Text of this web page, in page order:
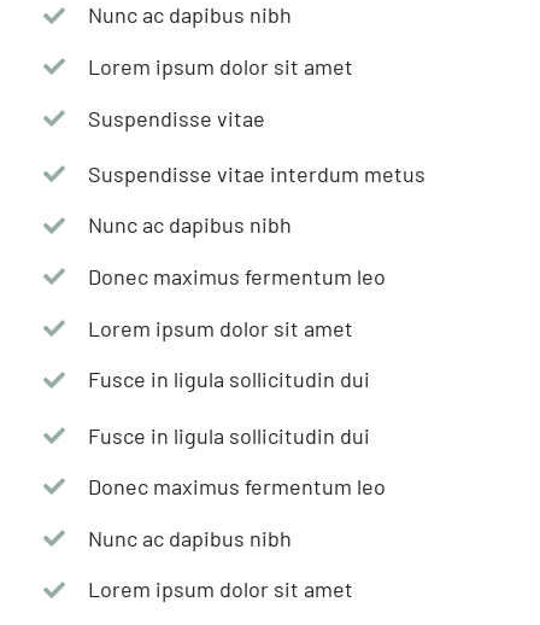
Nunc ac dapibus nibh
Lorem ipsum dolor sit amet
Suspendisse vitae
Suspendisse vitae interdum metus
Nunc ac dapibus nibh
Donec maximus fermentum leo
Lorem ipsum dolor sit amet
Fusce in ligula sollicitudin dui
Fusce in ligula sollicitudin dui
Donec maximus fermentum leo
Nunc ac dapibus nibh
Lorem ipsum dolor sit amet